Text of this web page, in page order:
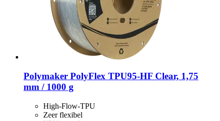
Polymaker PolyFlex TPU95-​HF Clear, 1,75
mm / 1000 g
High-Flow-TPU
Zeer flexibel